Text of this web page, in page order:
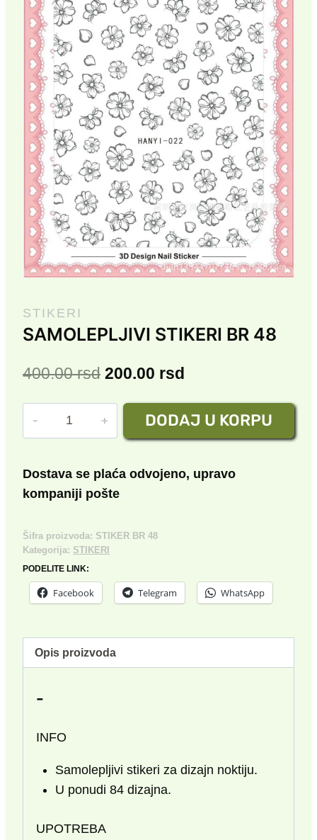
STIKERI
SAMOLEPLJIVI STIKERI BR 48
400.00rsd Originalna
cena
je
400.00 rsd.
200.00 rsd
cena
je:
SAMOLEPLJIVI
48
količina
DODAJ U KORPU
Dostava se plaća odvojeno, upravo
kompaniji pošte
Šifra proizvoda: STIKER BR 48
Kategorija: STIKERI
PODELITE LINK:
Facebook Telegram WhatsApp
Opis proizvoda
-
INFO
Samolepljivi stikeri za dizajn noktiju.
U ponudi 84 dizajna.
UPOTREBA